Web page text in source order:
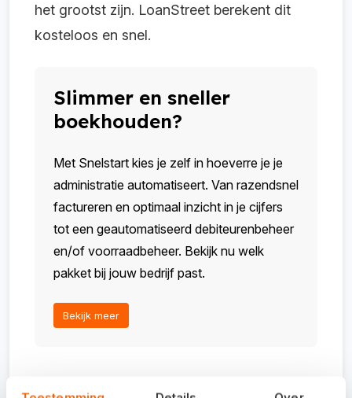
het grootst zijn. LoanStreet berekent dit
kosteloos en snel.
Slimmer en sneller
boekhouden?
Met Snelstart kies je zelf in hoeverre je je
administratie automatiseert. Van razendsnel
factureren en optimaal inzicht in je cijfers
tot een geautomatiseerd debiteurenbeheer
en/of voorraadbeheer. Bekijk nu welk
pakket bij jouw bedrijf past.
Bekijk meer
Aan dit artikel kunnen geen rechten worden ontleend. De